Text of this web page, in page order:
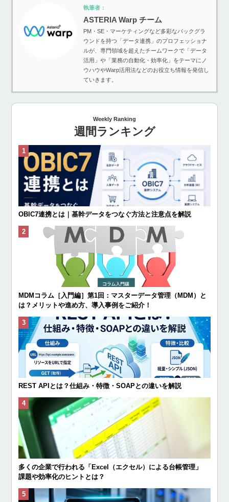
執筆者：
ASTERIA Warp チーム
PM・SE・マーケティングなど多彩なバックグラ
ウンドを持つ「データ連携」のプロフェッショナ
ルが、専門領域を超えたチームワークで「データ
活用」や「業務の自動化・効率化」をテーマにノ
ウハウやWarp活用法などのお役立ち情報を発信し
ていきます。
Weekly Ranking
週間ランキング
OBIC7連携とは｜基幹データをつなぐ方法と注意点を解説
MDMコラム［入門編］第1回：マスターデータ管理（MDM）と
は？メリットや進め方、導入事例をご紹介！
REST APIとは？仕組み・特徴・SOAPとの違いを解説
多くの企業で行われる「Excel（エクセル）による台帳管理」
課題や効率化のヒントとは？